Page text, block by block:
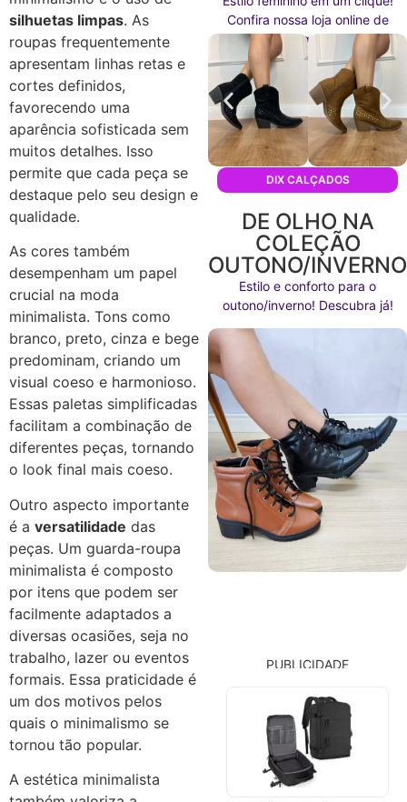
silhuetas limpas. As
roupas frequentemente
apresentam linhas retas e
cortes definidos,
favorecendo uma
aparência sofisticada sem
muitos detalhes. Isso
permite que cada peça se
destaque pelo seu design e
qualidade.
As cores também
desempenham um papel
crucial na moda
minimalista. Tons como
branco, preto, cinza e bege
predominam, criando um
visual coeso e harmonioso.
Essas paletas simplificadas
facilitam a combinação de
diferentes peças, tornando
o look final mais coeso.
Outro aspecto importante
é a versatilidade das
peças. Um guarda-roupa
minimalista é composto
por itens que podem ser
facilmente adaptados a
diversas ocasiões, seja no
trabalho, lazer ou eventos
formais. Essa praticidade é
um dos motivos pelos
quais o minimalismo se
tornou tão popular.
A estética minimalista
Confira nossa loja online de
calçados agora mesmo!
DIX CALÇADOS
DE OLHO NA
COLEÇÃO
OUTONO/INVERNO
Estilo e conforto para o
outono/inverno! Descubra já!
PUBLICIDADE